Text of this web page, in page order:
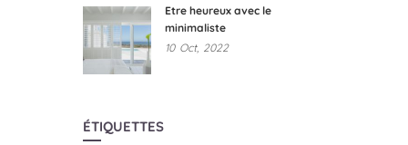
Etre heureux avec le
minimaliste
10 Oct, 2022
ÉTIQUETTES